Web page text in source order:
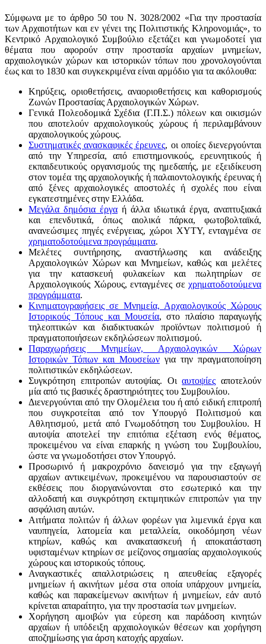
Σύμφωνα με το άρθρο 50 του Ν. 3028/2002 «Για την προστασία
των Αρχαιοτήτων και εν γένει της Πολιτιστικής Κληρονομιάς», το
Κεντρικό Αρχαιολογικό Συμβούλιο εξετάζει και γνωμοδοτεί για
θέματα που αφορούν στην προστασία αρχαίων μνημείων,
αρχαιολογικών χώρων και ιστορικών τόπων που χρονολογούνται
έως και το 1830 και συγκεκριμένα είναι αρμόδιο για τα ακόλουθα:
Κηρύξεις, οριοθετήσεις, αναοριοθετήσεις και καθορισμούς
Ζωνών Προστασίας Αρχαιολογικών Χώρων.
Γενικά Πολεοδομικά Σχέδια (Γ.Π.Σ.) πόλεων και οικισμών
που αποτελούν αρχαιολογικούς χώρους ή περιλαμβάνουν
αρχαιολογικούς χώρους.
Συστηματικές ανασκαφικές έρευνες, οι οποίες διενεργούνται
από την Υπηρεσία, από επιστημονικούς, ερευνητικούς ή
εκπαιδευτικούς οργανισμούς της ημεδαπής, με εξειδίκευση
στον τομέα της αρχαιολογικής ή παλαιοντολογικής έρευνας ή
από ξένες αρχαιολογικές αποστολές ή σχολές που είναι
εγκατεστημένες στην Ελλάδα.
Μεγάλα δημόσια έργα ή άλλα ιδιωτικά έργα, αναπτυξιακά
και επενδυτικά, όπως αιολικά πάρκα, φωτοβολταϊκά,
ανανεώσιμες πηγές ενέργειας, χώροι ΧΥΤΥ, ενταγμένα σε
χρηματοδοτούμενα προγράμματα.
Μελέτες συντήρησης, αναστήλωσης και ανάδειξης
Αρχαιολογικών Χώρων και Μνημείων, καθώς και μελέτες
για την κατασκευή φυλακείων και πωλητηρίων σε
Αρχαιολογικούς Χώρους, ενταγμένες σε χρηματοδοτούμενα
προγράμματα.
Κινηματογραφήσεις σε Μνημεία, Αρχαιολογικούς Χώρους
Ιστορικούς Τόπους και Μουσεία, στο πλαίσιο παραγωγής
τηλεοπτικών και διαδικτυακών προϊόντων πολιτισμού ή
πραγματοποιήσεων εκδηλώσεων πολιτισμού.
Παραχωρήσεις Μνημείων, Αρχαιολογικών Χώρων
Ιστορικών Τόπων και Μουσείων για την πραγματοποίηση
πολιτιστικών εκδηλώσεων.
Συγκρότηση επιτροπών αυτοψίας. Οιαυτοψίες αποτελούν
μία από τις βασικές δραστηριότητες του Συμβουλίου.
Διενεργούνται από την Ολομέλεια του ή από ειδική επιτροπή
που συγκροτείται από τον Υπουργό Πολιτισμού και
Αθλητισμού, μετά από Γνωμοδότηση του Συμβουλίου. Η
αυτοψία αποτελεί την επιτόπια εξέταση ενός θέματος,
προκειμένου να είναι επαρκής η γνώση του Συμβουλίου,
ώστε να γνωμοδοτήσει στον Υπουργό.
Προσωρινό ή μακροχρόνιο δανεισμό για την εξαγωγή
αρχαίων αντικειμένων, προκειμένου να παρουσιαστούν σε
εκθέσεις που διοργανώνονται στο εσωτερικό και την
αλλοδαπή και συγκρότηση εκτιμητικών επιτροπών για την
ασφάλιση αυτών.
Αιτήματα πολιτών ή άλλων φορέων για λιμενικά έργα και
ναυπηγεία, λατομεία και μεταλλεία, οικοδόμηση νέων
κτηρίων, καθώς και ανακατασκευή ή αποκατάσταση
υφισταμένων κτηρίων σε μείζονος σημασίας αρχαιολογικούς
χώρους και ιστορικούς τόπους.
Αναγκαστικές απαλλοτριώσεις η απευθείας εξαγορές
μνημείων ή ακινήτων μέσα στα οποία υπάρχουν μνημεία,
καθώς και παρακείμενων ακινήτων ή μνημείων, εάν αυτό
κρίνεται απαραίτητο, για την προστασία των μνημείων.
Χορήγηση αμοιβών για εύρεση και παράδοση κινητών
αρχαίων ή υπόδειξη αρχαιολογικών θέσεων και χορήγηση
αποζημίωσης για άρση κατοχής αρχαίων.